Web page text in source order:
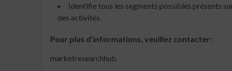
Identifie tous les segments possibles présents
des activités.
Pour plus d’informations, veuillez contacter:
marketresearchhub